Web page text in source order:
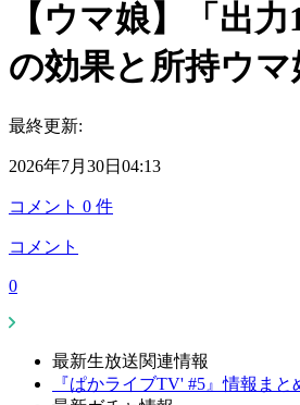
【ウマ娘】「出力
の効果と所持ウマ
最終更新:
2026年7月30日04:13
コメント 0 件
コメント
0
最新生放送関連情報
『ぱかライブTV' #5』情報まと